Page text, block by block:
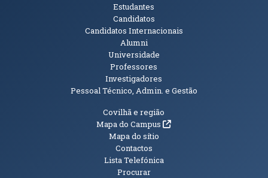
Estudantes
Candidatos
Candidatos Internacionais
Alumni
Universidade
Professores
Investigadores
Pessoal Técnico, Admin. e Gestão
Informações Adicionais
Covilhã e região
Mapa do Campus(abre em nova janela)
Mapa do sítio
Contactos
Lista Telefónica
Procurar